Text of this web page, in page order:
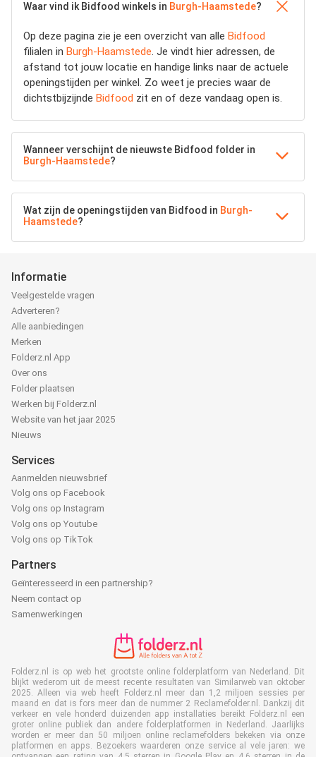
Waar vind ik Bidfood winkels in Burgh-Haamstede?
Op deze pagina zie je een overzicht van alle Bidfood
filialen in Burgh-Haamstede. Je vindt hier adressen, de
afstand tot jouw locatie en handige links naar de actuele
openingstijden per winkel. Zo weet je precies waar de
dichtstbijzijnde Bidfood zit en of deze vandaag open is.
Wanneer verschijnt de nieuwste Bidfood folder in
Burgh-Haamstede?
Wat zijn de openingstijden van Bidfood in Burgh-
Haamstede?
Informatie
Veelgestelde vragen
Adverteren?
Alle aanbiedingen
Merken
Folderz.nl App
Over ons
Folder plaatsen
Werken bij Folderz.nl
Website van het jaar 2025
Nieuws
Services
Aanmelden nieuwsbrief
Volg ons op Facebook
Volg ons op Instagram
Volg ons op Youtube
Volg ons op TikTok
Partners
Geïnteresseerd in een partnership?
Neem contact op
Samenwerkingen
Folderz.nl is op web het grootste online folderplatform van Nederland. Dit
blijkt wederom uit de meest recente resultaten van Similarweb van oktober
2025. Alleen via web heeft Folderz.nl meer dan 1,2 miljoen sessies per
maand en dat is fors meer dan de nummer 2 Reclamefolder.nl. Dankzij dit
verkeer en vele honderd duizenden app installaties bereikt Folderz.nl een
groter online publiek dan andere folderplatformen in Nederland. Jaarlijks
worden er meer dan 50 miljoen online reclamefolders bekeken via onze
platformen en apps. Bezoekers waarderen onze service al vele jaren: we